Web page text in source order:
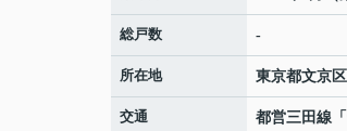
総戸数 -
所在地 東京都文京区
交通 都営三田線 「